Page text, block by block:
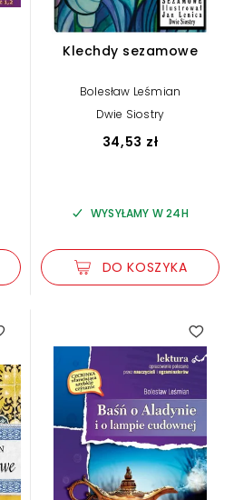
Klechdy sezamowe
Bolesław Leśmian
Dwie Siostry
34,53 zł
WYSYŁAMY W 24H
DO KOSZYKA